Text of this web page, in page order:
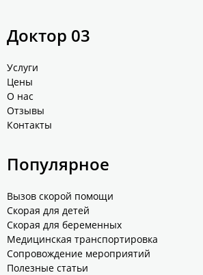
Доктор 03
Услуги
Цены
О нас
Отзывы
Контакты
Популярное
Вызов скорой помощи
Скорая для детей
Скорая для беременных
Медицинская транспортировка
Сопровождение мероприятий
Полезные статьи